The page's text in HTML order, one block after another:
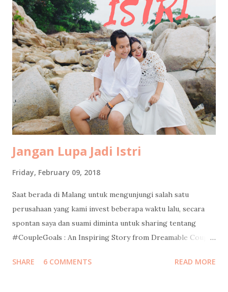
tidak diperbolehkan bicara terlalu banyak, supaya
jantungnya tidak bekerja terlalu keras. Tangan kanannya
menggenggam tangan suamiku, tangan kirinya
menggenggam tanganku, lalu berkata… “Ampuni mama ya,
Mas…” “Ampuni mama ya, Mbak…” “Jaga pernikahan, yang
rukun...” Beliau menangis, suamiku menangis, aku menahan
tangis… sambil mengusap kening beliau dan bilang, “Mama
pasti sembuh.. banyak sekali yang mendoakan mama.. yang
penting mama semangat ya”. ...
Jangan Lupa Jadi Istri
Friday, February 09, 2018
Saat berada di Malang untuk mengunjungi salah satu
perusahaan yang kami invest beberapa waktu lalu, secara
spontan saya dan suami diminta untuk sharing tentang
#CoupleGoals : An Inspiring Story from Dreamable Couple.
sharing sessions that we enjoyed much. Pada sesi yang
SHARE 6 COMMENTS READ MORE